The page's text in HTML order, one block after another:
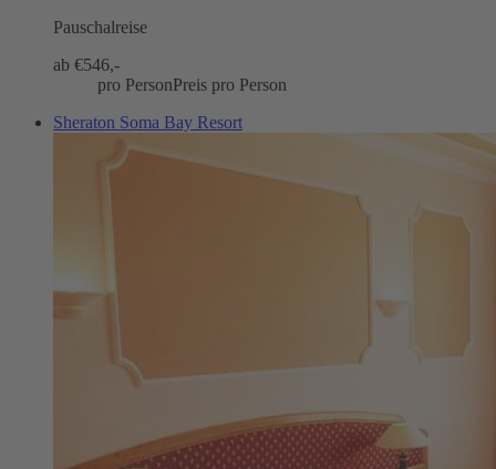
Pauschalreise
ab €546,-
pro PersonPreis pro Person
Sheraton Soma Bay Resort